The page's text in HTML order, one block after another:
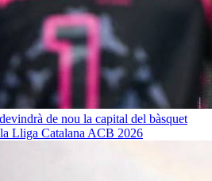
de nou la capital del bàsquet
Lliga Catalana ACB 2026